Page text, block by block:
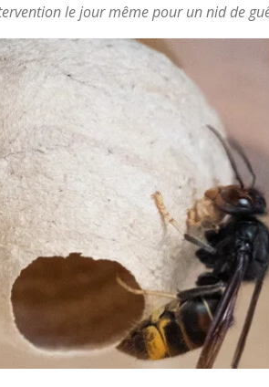
le jour même pour un nid de